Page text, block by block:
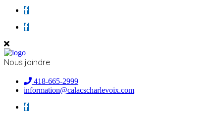
Nous joindre
418-665-2999
information@calacscharlevoix.com